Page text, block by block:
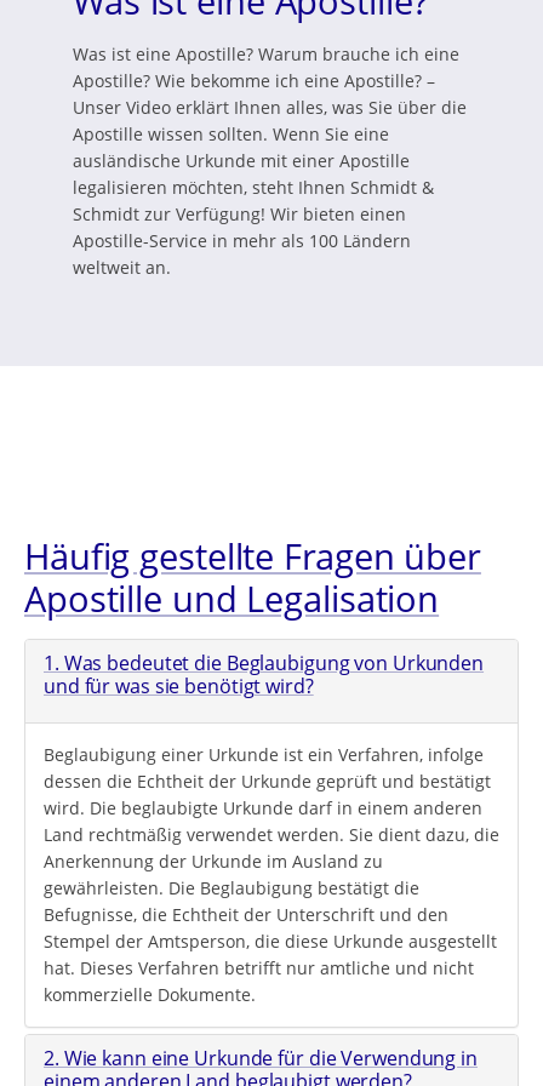
Was ist eine Apostille? Warum brauche ich eine
Apostille? Wie bekomme ich eine Apostille? –
Unser Video erklärt Ihnen alles, was Sie über die
Apostille wissen sollten. Wenn Sie eine
ausländische Urkunde mit einer Apostille
legalisieren möchten, steht Ihnen Schmidt &
Schmidt zur Verfügung! Wir bieten einen
Apostille-Service in mehr als 100 Ländern
weltweit an.
Häufig gestellte Fragen über
Apostille und Legalisation
1. Was bedeutet die Beglaubigung von Urkunden
und für was sie benötigt wird?
Beglaubigung einer Urkunde ist ein Verfahren, infolge
dessen die Echtheit der Urkunde geprüft und bestätigt
wird. Die beglaubigte Urkunde darf in einem anderen
Land rechtmäßig verwendet werden. Sie dient dazu, die
Anerkennung der Urkunde im Ausland zu
gewährleisten. Die Beglaubigung bestätigt die
Befugnisse, die Echtheit der Unterschrift und den
Stempel der Amtsperson, die diese Urkunde ausgestellt
hat. Dieses Verfahren betrifft nur amtliche und nicht
kommerzielle Dokumente.
2. Wie kann eine Urkunde für die Verwendung in